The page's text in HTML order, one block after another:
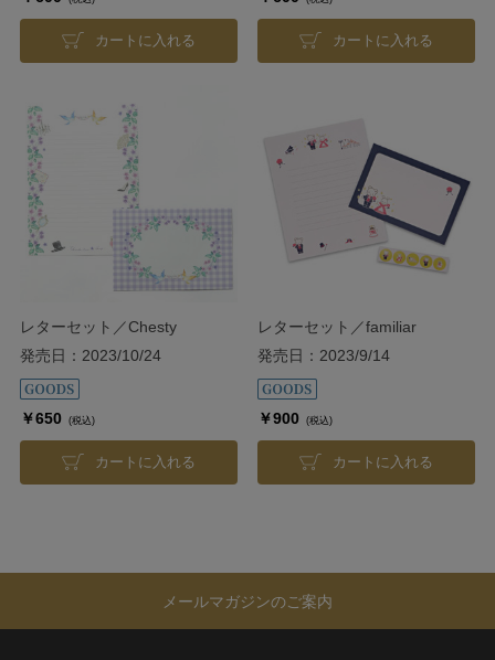
カートに入れる カートに入れる
レターセット／Chesty
発売日：2023/10/24
￥650 (税込)
カートに入れる
レターセット／familiar
発売日：2023/9/14
￥900 (税込)
カートに入れる
メールマガジンのご案内